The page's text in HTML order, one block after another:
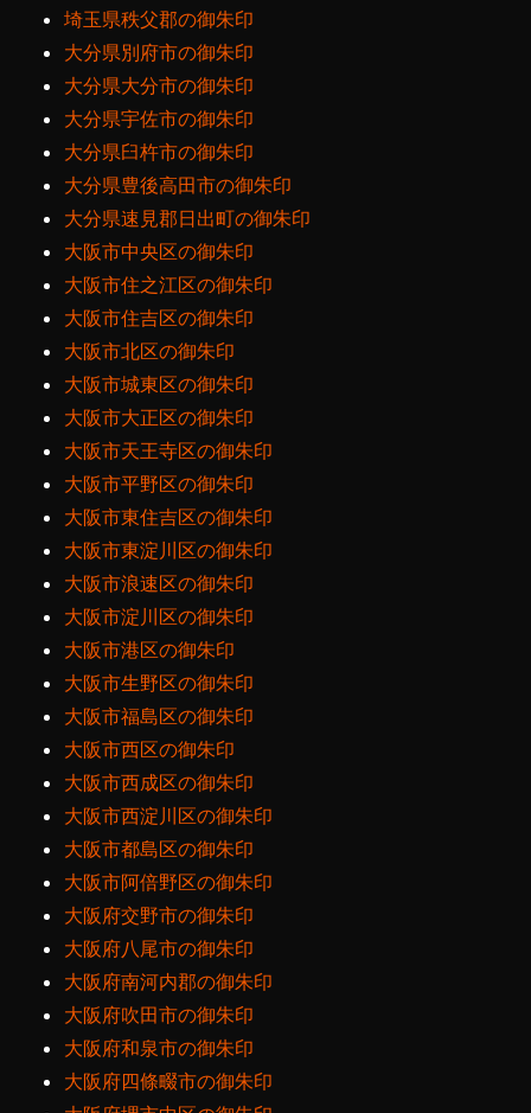
埼玉県秩父郡の御朱印
大分県別府市の御朱印
大分県大分市の御朱印
大分県宇佐市の御朱印
大分県臼杵市の御朱印
大分県豊後高田市の御朱印
大分県速見郡日出町の御朱印
大阪市中央区の御朱印
大阪市住之江区の御朱印
大阪市住吉区の御朱印
大阪市北区の御朱印
大阪市城東区の御朱印
大阪市大正区の御朱印
大阪市天王寺区の御朱印
大阪市平野区の御朱印
大阪市東住吉区の御朱印
大阪市東淀川区の御朱印
大阪市浪速区の御朱印
大阪市淀川区の御朱印
大阪市港区の御朱印
大阪市生野区の御朱印
大阪市福島区の御朱印
大阪市西区の御朱印
大阪市西成区の御朱印
大阪市西淀川区の御朱印
大阪市都島区の御朱印
大阪市阿倍野区の御朱印
大阪府交野市の御朱印
大阪府八尾市の御朱印
大阪府南河内郡の御朱印
大阪府吹田市の御朱印
大阪府和泉市の御朱印
大阪府四條畷市の御朱印